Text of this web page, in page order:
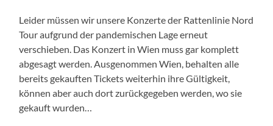
Leider müssen wir unsere Konzerte der Rattenlinie Nord
Tour aufgrund der pandemischen Lage erneut
verschieben. Das Konzert in Wien muss gar komplett
abgesagt werden. Ausgenommen Wien, behalten alle
bereits gekauften Tickets weiterhin ihre Gültigkeit,
können aber auch dort zurückgegeben werden, wo sie
gekauft wurden…